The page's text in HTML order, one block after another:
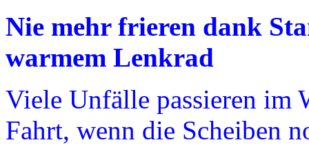
Nie mehr frieren dank
warmem Lenkrad
Viele Unfälle passieren im
Fahrt, wenn die Scheiben